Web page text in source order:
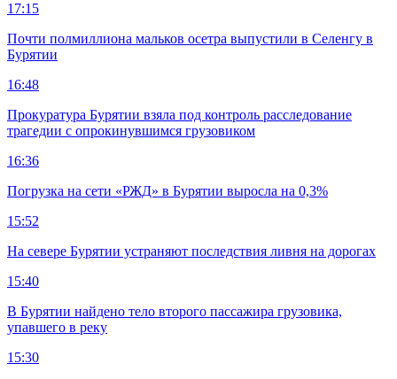
17:15
Почти полмиллиона мальков осетра выпустили в Селенгу в
Бурятии
16:48
Прокуратура Бурятии взяла под контроль расследование
трагедии с опрокинувшимся грузовиком
16:36
Погрузка на сети «РЖД» в Бурятии выросла на 0,3%
15:52
На севере Бурятии устраняют последствия ливня на дорогах
15:40
В Бурятии найдено тело второго пассажира грузовика,
упавшего в реку
15:30